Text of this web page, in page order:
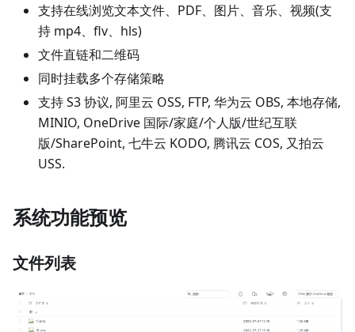
支持在线浏览文本文件、PDF、图片、音乐、视频(支
持 mp4、flv、hls)
文件直链和二维码
同时挂载多个存储策略
支持 S3 协议, 阿里云 OSS, FTP, 华为云 OBS, 本地存储,
MINIO, OneDrive 国际/家庭/个人版/世纪互联
版/SharePoint, 七牛云 KODO, 腾讯云 COS, 又拍云
USS.
系统功能预览
文件列表